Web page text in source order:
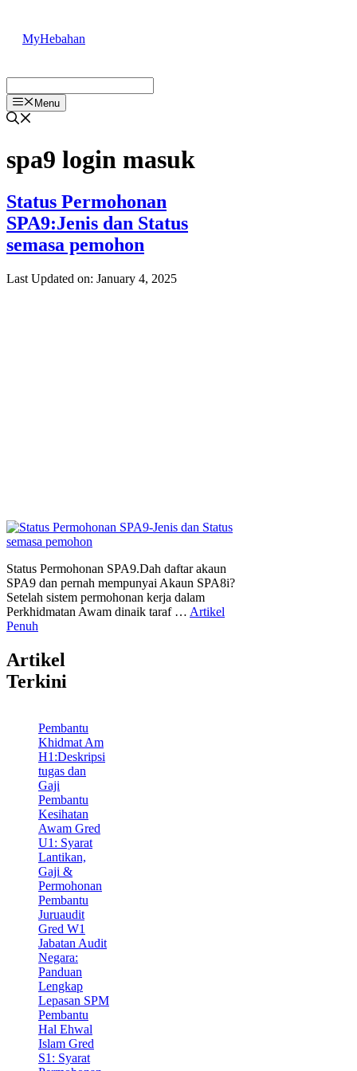
content
MyHebahan
Menu
spa9 login masuk
Status Permohonan
SPA9:Jenis dan Status
semasa pemohon
Last Updated on: January 4, 2025
Status Permohonan SPA9.Dah daftar akaun
SPA9 dan pernah mempunyai Akaun SPA8i?
Setelah sistem permohonan kerja dalam
Perkhidmatan Awam dinaik taraf … Artikel
Penuh
Artikel
Terkini
Pembantu
Khidmat Am
H1:Deskripsi
tugas dan
Gaji
Pembantu
Kesihatan
Awam Gred
U1: Syarat
Lantikan,
Gaji &
Permohonan
Pembantu
Juruaudit
Gred W1
Jabatan Audit
Negara:
Panduan
Lengkap
Lepasan SPM
Pembantu
Hal Ehwal
Islam Gred
S1: Syarat